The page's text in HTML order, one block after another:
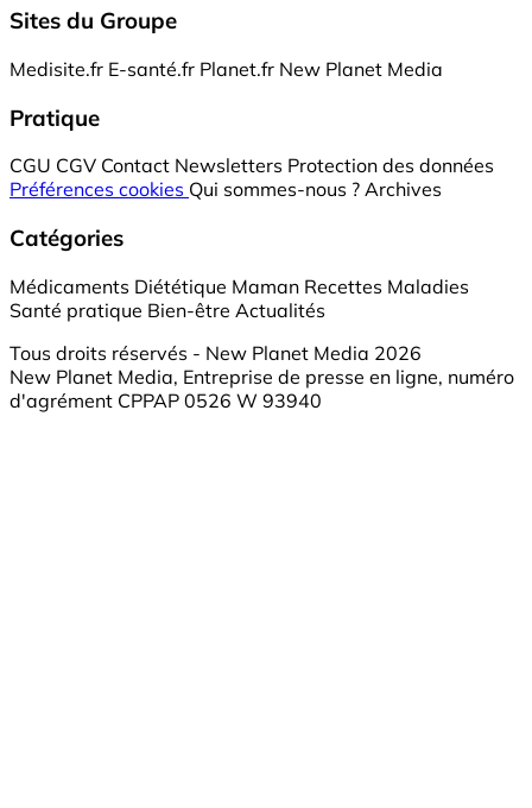
Sites du Groupe
Medisite.fr E-santé.fr Planet.fr New Planet Media
Pratique
CGU CGV Contact Newsletters Protection des données
Préférences cookies Qui sommes-nous ? Archives
Catégories
Médicaments Diététique Maman Recettes Maladies
Santé pratique Bien-être Actualités
Tous droits réservés - New Planet Media 2026
New Planet Media, Entreprise de presse en ligne, numéro
d'agrément CPPAP 0526 W 93940